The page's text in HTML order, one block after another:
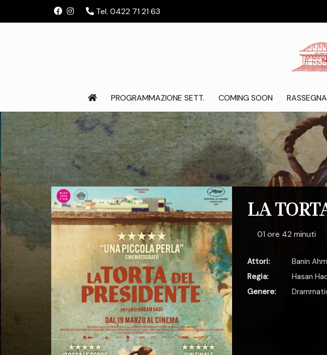
Tel. 0422 71 21 63
PROGRAMMAZIONE SETT. COMING SOON
LA
01 ore 42 minuti
Attori: Banin
Regia:
Hasan
Genere: